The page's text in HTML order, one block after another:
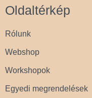
Oldaltérkép
Rólunk
Webshop
Workshopok
Egyedi megrendelések